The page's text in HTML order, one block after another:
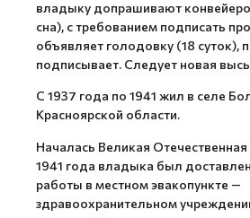
владыку допрашивают
сна), с требованием подписать
объявляет голодовку (18 суток),
подписывает. Следует новая
С 1937 года по 1941 жил в селе
Красноярской области.
Началась Великая Отечественная
1941 года владыка был
работы в местном эвакопункте —
здравоохранительном